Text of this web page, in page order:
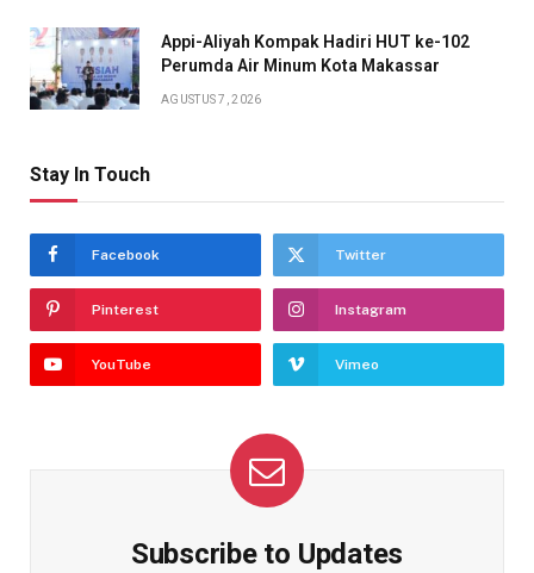
Appi-Aliyah Kompak Hadiri HUT ke-102
Perumda Air Minum Kota Makassar
AGUSTUS 7, 2026
Stay In Touch
Facebook Twitter
Pinterest Instagram
YouTube Vimeo
Subscribe to Updates